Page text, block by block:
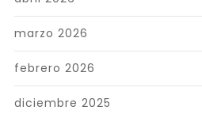
marzo 2026
febrero 2026
diciembre 2025